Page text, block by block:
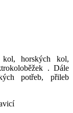
kol, horských kol,
. Dále
potřeb, přileb